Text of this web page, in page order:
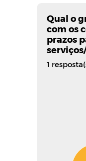
Qual o
com os
prazos
1